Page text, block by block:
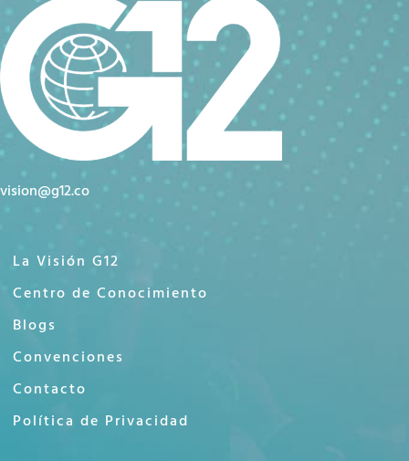
vision@g12.co
La Visión G12
Centro de Conocimiento
Blogs
Convenciones
Contacto
Política de Privacidad